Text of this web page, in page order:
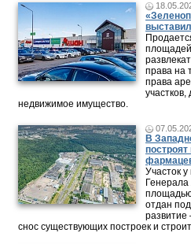
площадей
права на
права
недвижимое имущество.
В
Участок у
площадью
отдан
развитие
снос существующих построек и